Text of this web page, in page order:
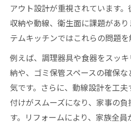
衛生対策に強いシステ
ムの秘訣
省エネ設備を取り入れ
ット
ナビッシュ導入で実感
ツ
リフォームで衛生的な
方法
アウト設計が重視されています。
収納や動線、衛生面に課題があ
テムキッチンではこれらの問題を
例えば、調理器具や食器をスッ
納や、ゴミ保管スペースの確保
気です。さらに、動線設計を工
付けがスムーズになり、家事の
す。リフォームにより、家族全